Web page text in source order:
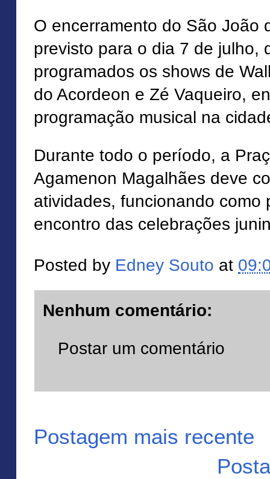
O encerramento do São João
previsto para o dia 7 de julho,
programados os shows de
do Acordeon e Zé Vaqueiro,
programação musical na
Durante todo o período, a
Agamenon Magalhães deve
atividades, funcionando como
encontro das celebrações
Posted by Edney Souto at
Nenhum comentário:
Postar um comentário
Postagem mais recente